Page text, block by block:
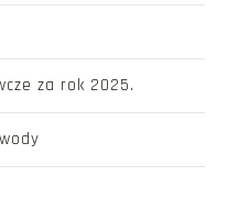
za rok 2025.